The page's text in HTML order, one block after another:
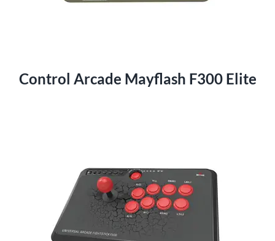
Control Arcade Mayflash F300 Elite